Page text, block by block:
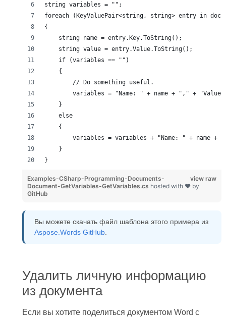
string variables = "";
foreach (KeyValuePair<string, string> entry in
{
    string name = entry.Key.ToString();
    string value = entry.Value.ToString();
    if (variables == "")
    {
        // Do something useful.
variables = "Name: " + name + "," +
    }
    else
    {
variables = variables + "Name: " + name +
    }
}
view raw
Examples-CSharp-Programming-Documents-
Document-GetVariables-GetVariables.cs hosted with ❤ by
GitHub
Вы можете скачать файл шаблона этого примера из
Aspose.Words GitHub.
Удалить личную информацию
из документа
Если вы хотите поделиться документом Word с